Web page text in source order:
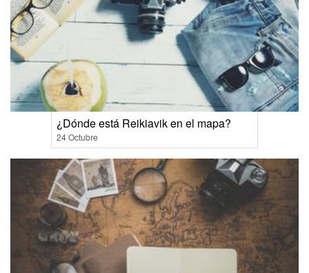
¿Dónde está Reikiavik en el mapa?
24 Octubre